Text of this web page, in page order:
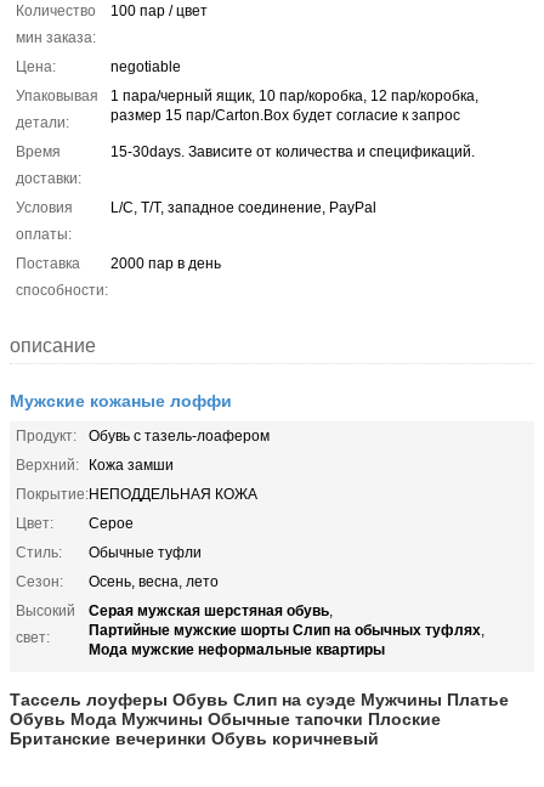
Количество
мин заказа:
100 пар / цвет
Цена:
negotiable
Упаковывая
детали:
1 пара/черный ящик, 10 пар/коробка, 12 пар/коробка,
размер 15 пар/Carton.Box будет согласие к запрос
Время
доставки:
15-30days. Зависите от количества и спецификаций.
Условия
оплаты:
L/C, T/T, западное соединение, PayPal
Поставка
способности:
2000 пар в день
описание
Мужские кожаные лоффи
Продукт:
Обувь с тазель-лоафером
Верхний:
Кожа замши
Покрытие:НЕПОДДЕЛЬНАЯ КОЖА
Цвет:
Серое
Стиль:
Обычные туфли
Сезон:
Осень, весна, лето
Высокий
свет:
Серая мужская шерстяная обувь,
Партийные мужские шорты Слип на обычных туфлях,
Мода мужские неформальные квартиры
Тассель лоуферы Обувь Слип на суэде Мужчины Платье
Обувь Мода Мужчины Обычные тапочки Плоские
Британские вечеринки Обувь коричневый